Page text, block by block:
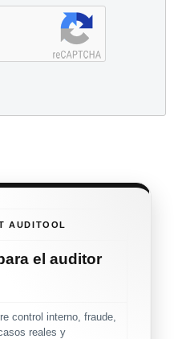
AUDITOOL
el auditor
control interno, fraude,
reales y